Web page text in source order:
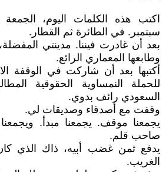
اكتب هذه الكلمات اليوم،
سبتمبر. في الطائرة ثم القطار.
بعد أن غادرت فيننا. مدينتي
وطابعها المعماري الرائع.
للحملة النمساوية الحقوقية
السعودي رائف بدوي.
وقفت مع أصدقاء وصديقات لي.
يجمعنا موقف. يجمعنا مبدأ.
صاحب قلم.
يدفع ثمن غضب أبيه، ذاك الذي
الغريب.